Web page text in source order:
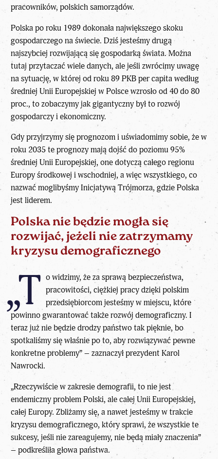
pracowników, polskich samorządów.
Polska po roku 1989 dokonała największego skoku
gospodarczego na świecie. Dziś jesteśmy drugą
najszybciej rozwijającą się gospodarką świata. Można
tutaj przytaczać wiele danych, ale jeśli zwrócimy uwagę
na sytuację, w której od roku 89 PKB per capita według
średniej Unii Europejskiej w Polsce wzrosło od 40 do 80
proc., to zobaczymy jak gigantyczny był to rozwój
gospodarczy i ekonomiczny.
Gdy przyjrzymy się prognozom i uświadomimy sobie, że w
roku 2035 te prognozy mają dojść do poziomu 95%
średniej Unii Europejskiej, one dotyczą całego regionu
Europy środkowej i wschodniej, a więc wszystkiego, co
nazwać moglibyśmy Inicjatywą Trójmorza, gdzie Polska
jest liderem.
Polska nie będzie mogła się
rozwijać, jeżeli nie zatrzymamy
kryzysu demograficznego
„T o widzimy, że za sprawą bezpieczeństwa,
pracowitości, ciężkiej pracy dzięki polskim
przedsiębiorcom jesteśmy w miejscu, które
powinno gwarantować także rozwój demograficzny. I
teraz już nie będzie drodzy państwo tak pięknie, bo
spotkaliśmy się właśnie po to, aby rozwiązywać pewne
konkretne problemy” – zaznaczył prezydent Karol
Nawrocki.
„Rzeczywiście w zakresie demografii, to nie jest
endemiczny problem Polski, ale całej Unii Europejskiej,
całej Europy. Zbliżamy się, a nawet jesteśmy w trakcie
kryzysu demograficznego, który sprawi, że wszystkie te
sukcesy, jeśli nie zareagujemy, nie będą miały znaczenia”
– podkreśliła głowa państwa.